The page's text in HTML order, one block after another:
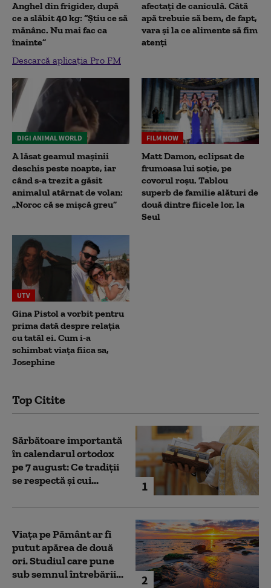
Anghel din frigider, după
ce a slăbit 40 kg: “Știu ce să
mănânc. Nu mai fac ca
înainte”
Descarcă aplicația Pro FM
afectați de caniculă. Câtă
apă trebuie să bem, de fapt,
vara și la ce alimente să fim
atenți
DIGI ANIMAL WORLD
A lăsat geamul mașinii
deschis peste noapte, iar
când s-a trezit a găsit
animalul atârnat de volan:
„Noroc că se mișcă greu”
FILM NOW
Matt Damon, eclipsat de
frumoasa lui soție, pe
covorul roșu. Tablou
superb de familie alături de
două dintre fiicele lor, la
Seul
UTV
Gina Pistol a vorbit pentru
prima dată despre relația
cu tatăl ei. Cum i-a
schimbat viața fiica sa,
Josephine
Top Citite
1
Sărbătoare importantă
în calendarul ortodox
pe 7 august: Ce tradiții
se respectă și cui...
2
Viața pe Pământ ar fi
putut apărea de două
ori. Studiul care pune
sub semnul întrebării...